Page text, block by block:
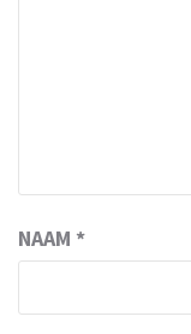
NAAM *